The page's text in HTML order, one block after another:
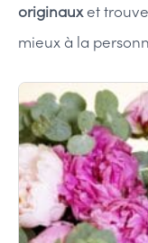
originauxet
mieux à la